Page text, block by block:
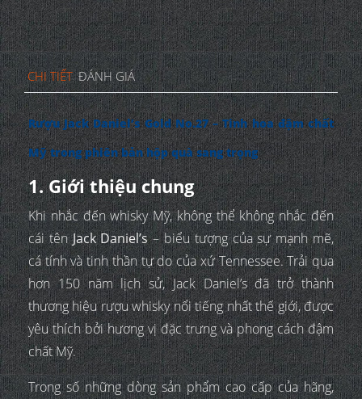
CHI TIẾT ĐÁNH GIÁ
Rượu Jack Daniel’s Gold No.27 – Tinh hoa đậm chất
Mỹ trong phiên bản hộp quà sang trọng
1. Giới thiệu chung
Khi nhắc đến whisky Mỹ, không thể không nhắc đến
cái tênJack Daniel’s– biểu tượng của sự mạnh mẽ,
cá tính và tinh thần tự do của xứ Tennessee. Trải qua
hơn 150 năm lịch sử, Jack Daniel’s đã trở thành
thương hiệu rượu whisky nổi tiếng nhất thế giới, được
yêu thích bởi hương vị đặc trưng và phong cách đậm
chất Mỹ.
Trong số những dòng sản phẩm cao cấp của hãng,